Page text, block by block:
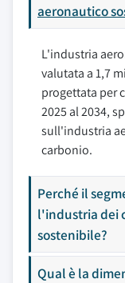
aeronautico
L'industria
valutata a 1,7
progettata per
2025 al 2034,
sull'industria
carbonio.
Perché il
l'industria dei
sostenibile?
Qual è la